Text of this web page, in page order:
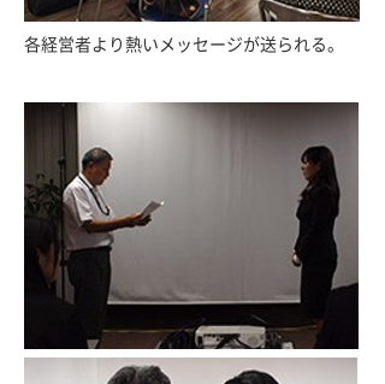
各経営者より熱いメッセージが送られる。